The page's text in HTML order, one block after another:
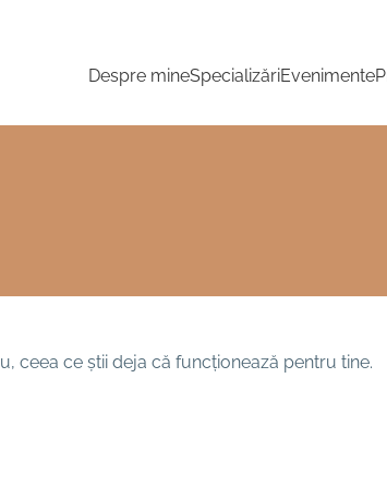
Despre mineSpecializăriEvenimente
ceea ce știi deja că funcționează pentru tine.